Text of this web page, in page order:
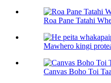
Roa Pane Tatahi
Mawhero kingi
Canvas Boho Toi